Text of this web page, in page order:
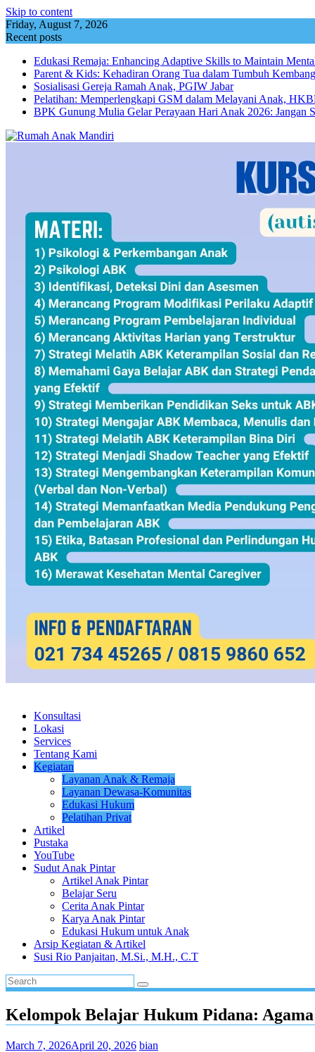
Skip to content
Friday, August 7, 2026
Recent posts
Edukasi Remaja: Enhancing Adaptive Skills to Maintain
Parent & Kids: Kehadiran Orang Tua dalam Tumbuh
Sosialisasi Gereja Ramah Anak, PGIW Jabar
Pelatihan: Memperlengkapi GSM dalam Melayani Anak,
BPK Gunung Mulia Gelar Perayaan Hari Anak 2026: Jangan
Konsultasi
Lokasi
Services
Tentang Kami
Kegiatan
Layanan Anak & Remaja
Layanan Dewasa-Komunitas
Edukasi Hukum
Pelatihan Privat
Artikel
Pustaka
YouTube
Sudut Anak Pintar
Artikel Anak Pintar
Belajar Seru
Cerita Anak Pintar
Karya Anak Pintar
Edukasi Hukum untuk Anak
Arsip Kegiatan & Artikel
Susi Rio Panjaitan, M.Si., M.H., C.T
Kelompok Belajar Hukum Pidana:
March 7, 2026April 20, 2026 bian